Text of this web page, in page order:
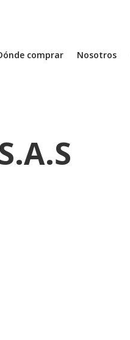
comprar Nosotros